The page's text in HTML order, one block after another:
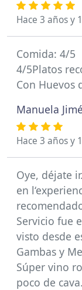
Hace 3 años y
Comida: 4/
4/5Platos
Con Huevos
Manuela
Hace 3 años y
Oye, déjate
en
Servicio fue
visto desde
Gambas y
Súper vino
poco de